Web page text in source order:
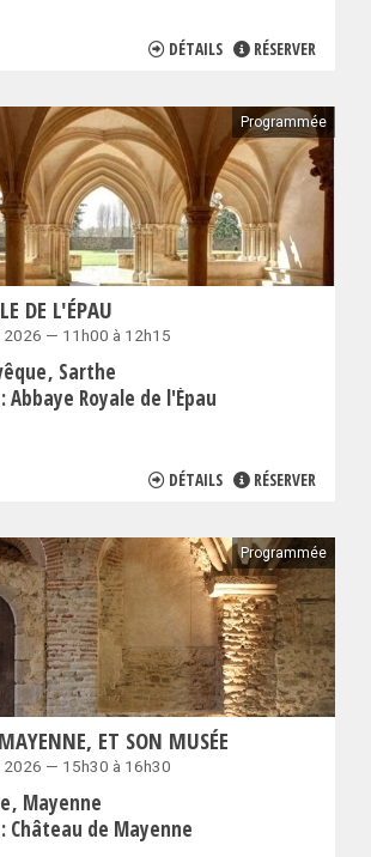
DÉTAILS RÉSERVER
Programmée
DE L'ÉPAU
2026 — 11h00 à 12h15
Sarthe
Abbaye Royale de l'Épau
DÉTAILS RÉSERVER
Programmée
ET SON MUSÉE
2026 — 15h30 à 16h30
Mayenne
Château de Mayenne